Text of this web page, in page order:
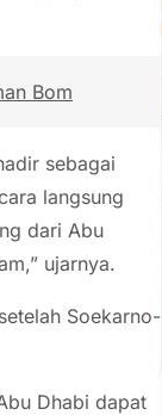
Bom
sebagai
langsung
dari Abu
ujarnya.
Soekarno-
Dhabi dapat